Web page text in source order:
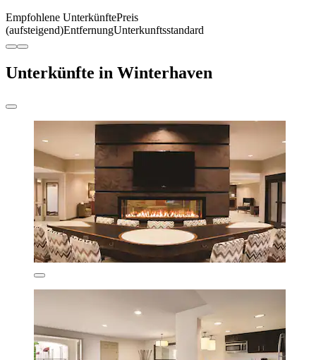
Empfohlene UnterkünftePreis
(aufsteigend)EntfernungUnterkunftsstandard
Unterkünfte in Winterhaven